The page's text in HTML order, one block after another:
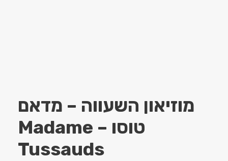
מוזיאון השעווה – מדאם
טוסו – Madame
Tussauds